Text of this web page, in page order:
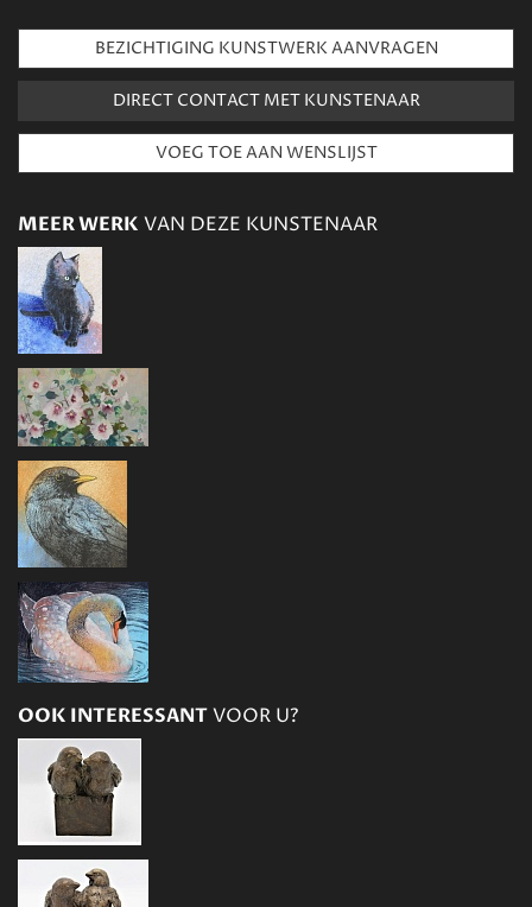
BEZICHTIGING KUNSTWERK AANVRAGEN
DIRECT CONTACT MET KUNSTENAAR
MEER WERK VAN DEZE KUNSTENAAR
OOK INTERESSANTVOOR U?